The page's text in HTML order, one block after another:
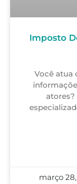
Imposto
Você atua
março